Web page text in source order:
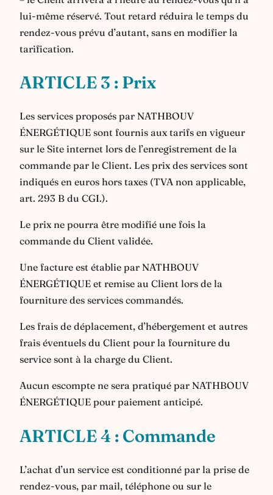
lui-même réservé. Tout retard réduira le temps du
rendez-vous prévu d’autant, sans en modifier la
tarification.
ARTICLE 3 : Prix
Les services proposés par NATHBOUV
ÉNERGÉTIQUE sont fournis aux tarifs en vigueur
sur le Site internet lors de l’enregistrement de la
commande par le Client. Les prix des services sont
indiqués en euros hors taxes (TVA non applicable,
art. 293 B du CGI.).
Le prix ne pourra être modifié une fois la
commande du Client validée.
Une facture est établie par NATHBOUV
ÉNERGÉTIQUE et remise au Client lors de la
fourniture des services commandés.
Les frais de déplacement, d’hébergement et autres
frais éventuels du Client pour la fourniture du
service sont à la charge du Client.
Aucun escompte ne sera pratiqué par NATHBOUV
ÉNERGÉTIQUE pour paiement anticipé.
ARTICLE 4 : Commande
L’achat d’un service est conditionné par la prise de
rendez-vous, par mail, téléphone ou sur le